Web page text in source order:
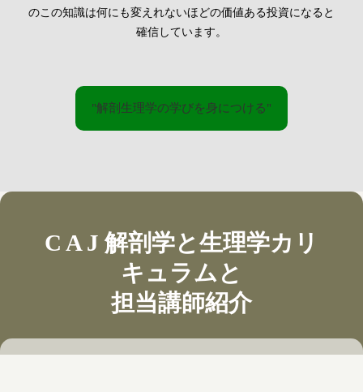
のこの知識は何にも変えれないほどの価値ある投資になると
確信しています。
"解剖生理学の学びを身につける"
C A J 解剖学と生理学カリ
キュラムと
担当講師紹介